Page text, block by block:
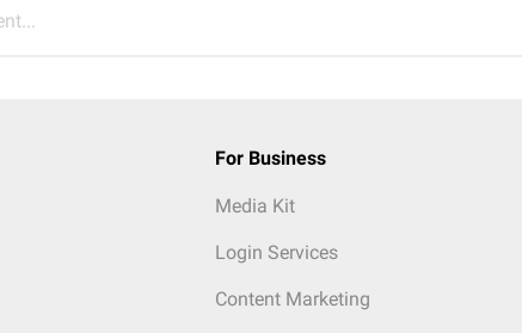
For Business
Media Kit
Login Services
Content Marketing